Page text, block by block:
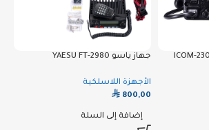
جهاز ياسو YAESU FT-2980
الأجهزة اللاسلكية
⃁ 800,00
إضافة إلى السلة